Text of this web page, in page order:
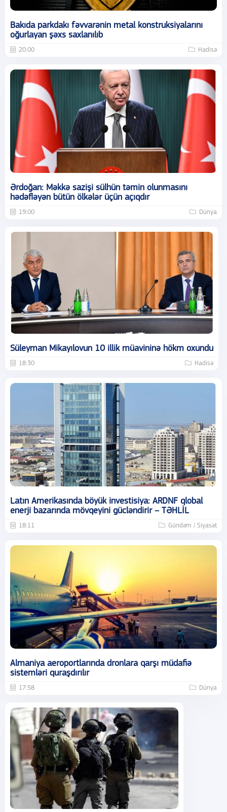
Bakıda parkdakı fəvvarənin metal konstruksiyalarını
oğurlayan şəxs saxlanılıb
20:00 Hadisə
Ərdoğan: Məkkə sazişi sülhün təmin olunmasını
hədəfləyən bütün ölkələr üçün açıqdır
19:00 Dünya
Süleyman Mikayılovun 10 illik müavininə hökm oxundu
18:30 Hadisə
Latın Amerikasında böyük investisiya: ARDNF qlobal
enerji bazarında mövqeyini gücləndirir – TƏHLİL
18:11 Gündəm / Siyasət
Almaniya aeroportlarında dronlara qarşı müdafiə
sistemləri quraşdırılır
17:58 Dünya